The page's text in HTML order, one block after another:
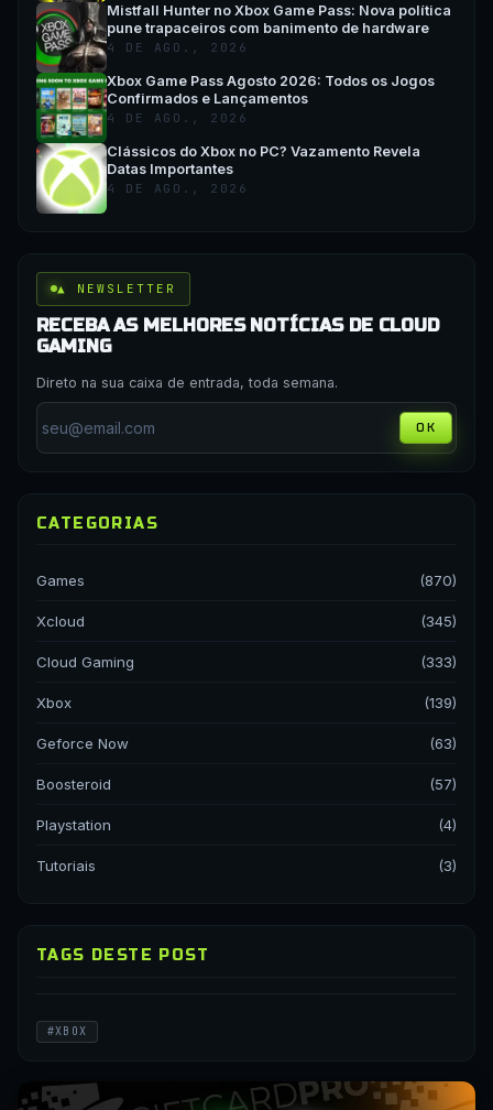
Mistfall Hunter no Xbox Game Pass: Nova política
pune trapaceiros com banimento de hardware
4 DE AGO., 2026
Xbox Game Pass Agosto 2026: Todos os Jogos
Confirmados e Lançamentos
4 DE AGO., 2026
Clássicos do Xbox no PC? Vazamento Revela
Datas Importantes
4 DE AGO., 2026
▲ NEWSLETTER
RECEBA AS MELHORES NOTÍCIAS DE CLOUD
GAMING
Direto na sua caixa de entrada, toda semana.
OK
CATEGORIAS
Games (870)
Xcloud (345)
Cloud Gaming (333)
Xbox (139)
Geforce Now (63)
Boosteroid (57)
Playstation (4)
Tutoriais (3)
TAGS DESTE POST
#XBOX